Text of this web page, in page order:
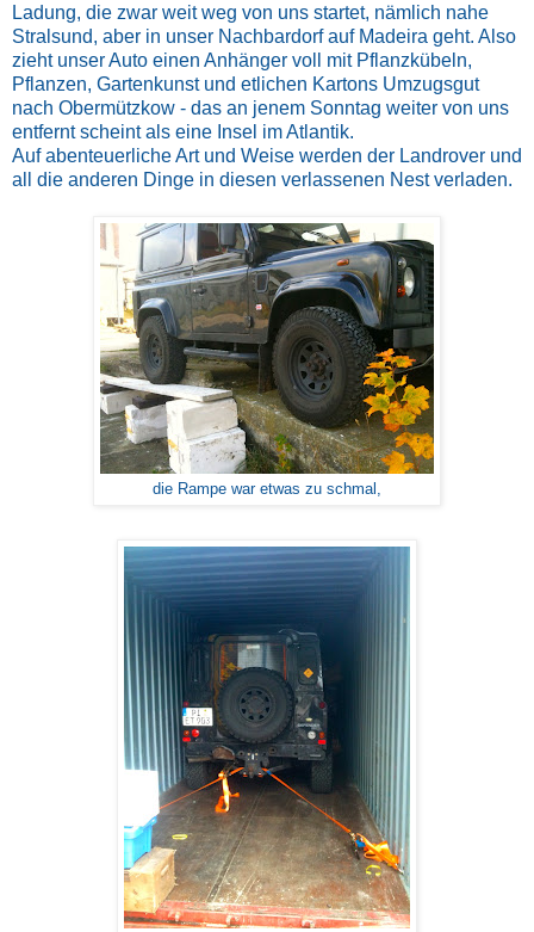
Ladung, die zwar weit weg von uns startet, nämlich nahe
Stralsund, aber in unser Nachbardorf auf Madeira geht. Also
zieht unser Auto einen Anhänger voll mit Pflanzkübeln,
Pflanzen, Gartenkunst und etlichen Kartons Umzugsgut
nach Obermützkow - das an jenem Sonntag weiter von uns
entfernt scheint als eine Insel im Atlantik.
Auf abenteuerliche Art und Weise werden der Landrover und
all die anderen Dinge in diesen verlassenen Nest verladen.
die Rampe war etwas zu schmal,